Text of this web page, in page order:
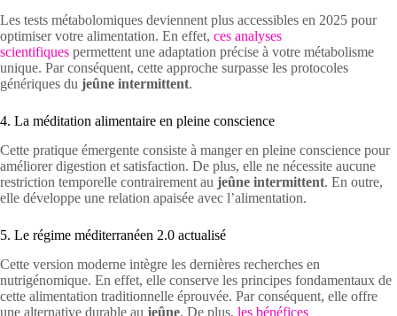
Les tests métabolomiques deviennent plus accessibles en 2025 pour
optimiser votre alimentation. En effet, ces analyses
scientifiques permettent une adaptation précise à votre métabolisme
unique. Par conséquent, cette approche surpasse les protocoles
génériques du jeûne intermittent.
4. La méditation alimentaire en pleine conscience
Cette pratique émergente consiste à manger en pleine conscience pour
améliorer digestion et satisfaction. De plus, elle ne nécessite aucune
restriction temporelle contrairement au jeûne intermittent. En outre,
elle développe une relation apaisée avec l’alimentation.
5. Le régime méditerranéen 2.0 actualisé
Cette version moderne intègre les dernières recherches en
nutrigénomique. En effet, elle conserve les principes fondamentaux de
cette alimentation traditionnelle éprouvée. Par conséquent, elle offre
une alternative durable au jeûne. De plus, les bénéfices